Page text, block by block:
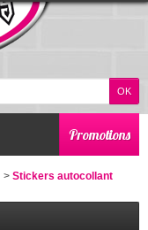
Promotions
> Stickers autocollant